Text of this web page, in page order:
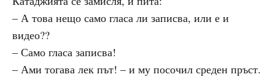
– А това нещо само гласа ли записва, или е и
видео??
– Само гласа записва!
– Ами тогава лек път! – и му посочил среден пръст.